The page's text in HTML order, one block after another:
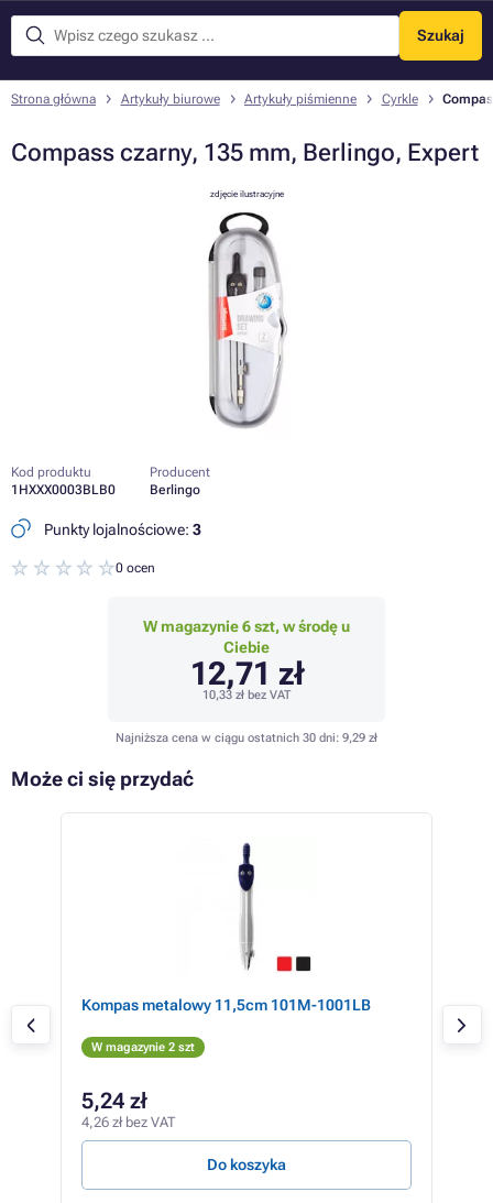
Szukaj
Menu
Strona główna Artykuły biurowe Artykuły piśmienne Cyrkle
Compass czarny, 135 mm, Berlingo, Expert
zdjęcie ilustracyjne
Kod produktu
1HXXX0003BLB0
Producent
Berlingo
Punkty lojalnościowe: 3
0 ocen
W magazynie 6 szt, w środę u
Ciebie
12,71 zł
10,33 zł bez VAT
Najniższa cena w ciągu ostatnich 30 dni: 9,29 zł
Może ci się przydać
Kompas metalowy 11,5cm 101M-1001LB
W magazynie 2 szt
5,24 zł
4,26 zł bez VAT
Do koszyka
W